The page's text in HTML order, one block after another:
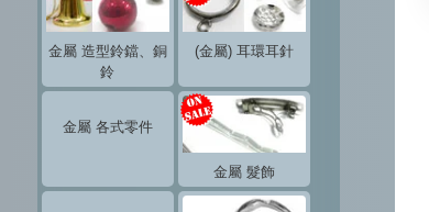
金屬 造型鈴鐺、銅
鈴
(金屬) 耳環耳針
金屬 各式零件
金屬 髮飾